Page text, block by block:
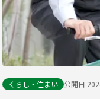
くらし・住まい 公開日